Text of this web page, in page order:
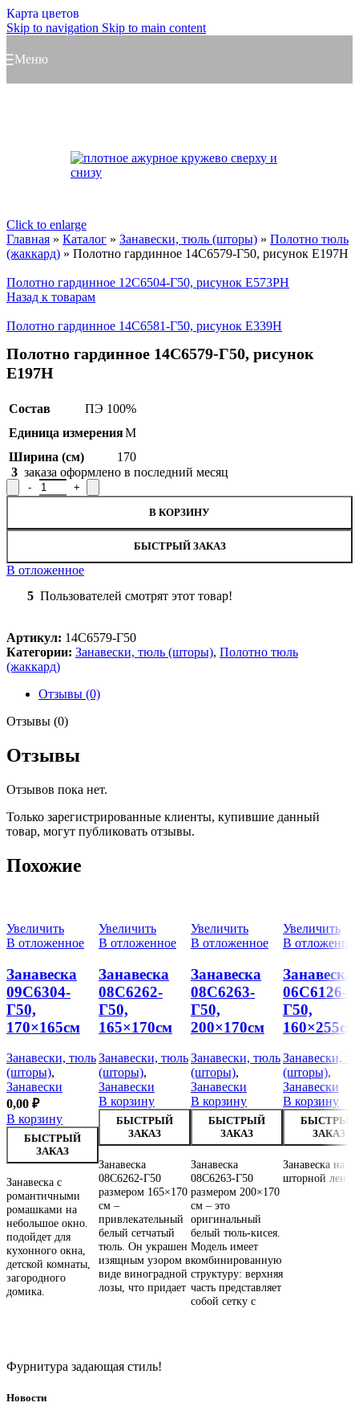
Карта цветов
Skip to navigation Skip to main content
Меню
Click to enlarge
Главная » Каталог » Занавески, тюль (шторы) » Полотно тюль
(жаккард) » Полотно гардинное 14С6579-Г50, рисунок Е197Н
Полотно гардинное 12С6504-Г50, рисунок Е573РН
Назад к товарам
Полотно гардинное 14С6581-Г50, рисунок Е339Н
Полотно гардинное 14С6579-Г50, рисунок
Е197Н
Состав
ПЭ 100%
Единица измеренияМ
Ширина (см)
170
3 заказа оформлено в последний месяц
Количество товара Полотно гардинное 14С6579-Г50, рисунок
В КОРЗИНУ
БЫСТРЫЙ ЗАКАЗ
В отложенное
5 Пользователей смотрят этот товар!
Артикул: 14С6579-Г50
Категории: Занавески, тюль (шторы), Полотно тюль
(жаккард)
Отзывы (0)
Отзывы (0)
Отзывы
Отзывов пока нет.
Только зарегистрированные клиенты, купившие данный
товар, могут публиковать отзывы.
Похожие
Увеличить
В отложенное
Занавеска
09С6304-
Г50,
170×165см
Занавески, тюль
(шторы),
Занавески
0,00 ₽
В корзину
БЫСТРЫЙ
ЗАКАЗ
Занавеска с
романтичными
ромашками на
небольшое окно.
подойдет для
кухонного окна,
детской комнаты,
загородного
домика.
Увеличить
В отложенное
Занавеска
08С6262-
Г50,
165×170см
Занавески, тюль
(шторы),
Занавески
В корзину
БЫСТРЫЙ
ЗАКАЗ
Занавеска
08С6262-Г50
размером 165×170
см –
привлекательный
белый сетчатый
тюль. Он украшен
изящным узором в
виде виноградной
лозы, что придает
Увеличить
В отложенное
Занавеска
08С6263-
Г50,
200×170см
Занавески, тюль
(шторы),
Занавески
В корзину
БЫСТРЫЙ
ЗАКАЗ
Занавеска
08С6263-Г50
размером 200×170
см – это
оригинальный
белый тюль-кисея.
Модель имеет
комбинированную
структуру: верхняя
часть представляет
собой сетку с
Увеличить
В
Занавеска
06С6126-
Г50,
160×255см
Занавески,
(шторы),
Занавески
В корзину
БЫСТРЫЙ
ЗАКАЗ
Занавеска на
шторной ленте
Фурнитура задающая стиль!
Новости